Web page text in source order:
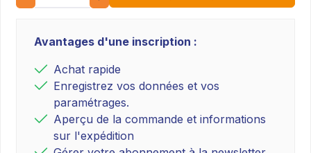
Avantages d'une inscription :
Achat rapide
Enregistrez vos données et vos
paramétrages.
Aperçu de la commande et informations
sur l'expédition